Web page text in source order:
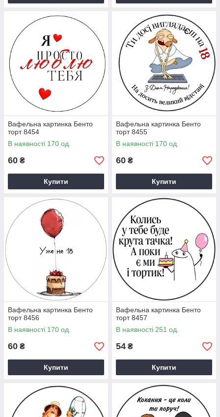
Вафельна картинка Бенто
торт 8454
В наявності 170 од.
60 ₴
Купити
Вафельна картинка Бенто
торт 8455
В наявності 170 од.
60 ₴
Купити
Вафельна картинка Бенто
торт 8456
В наявності 170 од.
60 ₴
Купити
Вафельна картинка Бенто
торт 8457
В наявності 251 од.
54 ₴
Купити